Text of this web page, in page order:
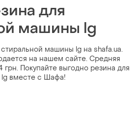
для
машины lg
машины lg на shafa.ua.
на нашем сайте. Средняя
грн. Покупайте выгодно резина для
вместе с Шафа!